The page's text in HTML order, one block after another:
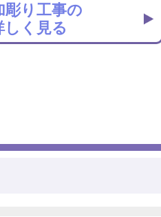
彫り工事の
しく見る